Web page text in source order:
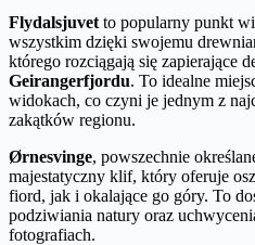
Flydalsjuvet to popularny punkt
wszystkim dzięki swojemu
którego rozciągają się zapierające
Geirangerfjordu. To idealne
widokach, co czyni je jednym z
zakątków regionu.
Ørnesvinge, powszechnie
majestatyczny klif, który oferuje
fiord, jak i okalające go góry. To
podziwiania natury oraz
fotografiach.